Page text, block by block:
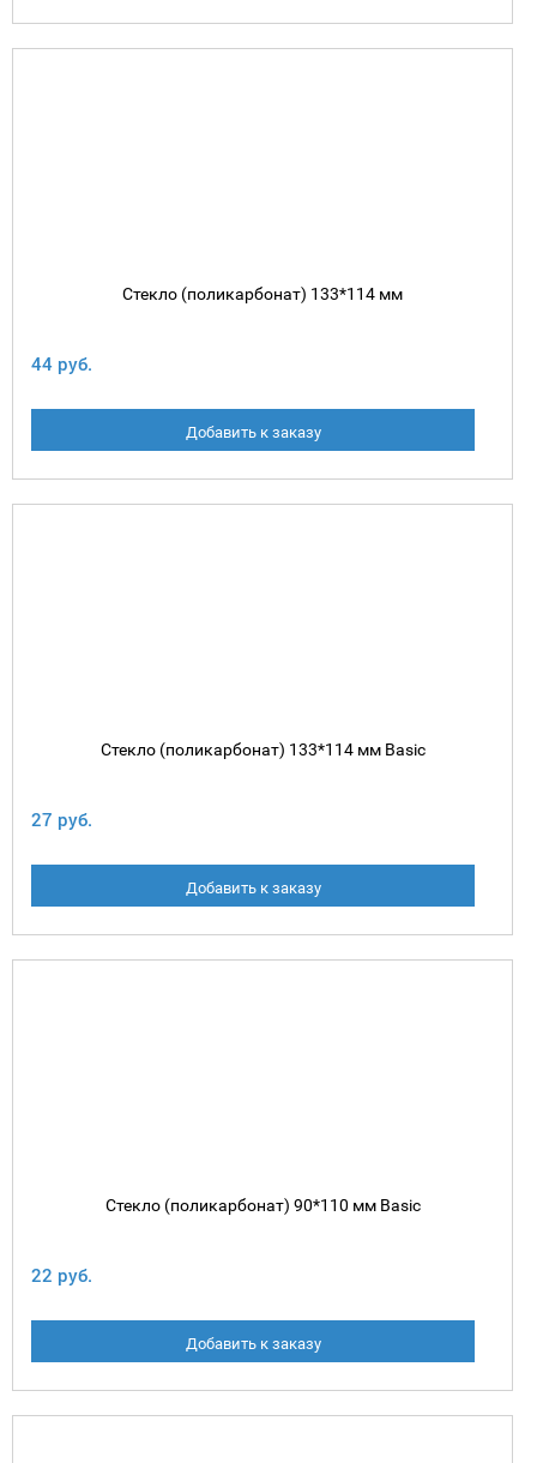
Стекло (поликарбонат) 133*114 мм
44 руб.
Добавить к заказу
Стекло (поликарбонат) 133*114 мм Basic
27 руб.
Добавить к заказу
Стекло (поликарбонат) 90*110 мм Basic
22 руб.
Добавить к заказу